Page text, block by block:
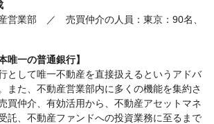
業部 ／ 売買仲介の人員：東京：90名、
唯一の普通銀行】
として唯一不動産を直接扱えるというアドバ
また、不動産営業部内に多くの機能を集約さ
買仲介、有効活用から、不動産アセットマネ
託、不動産ファンドへの投資業務に至るまで